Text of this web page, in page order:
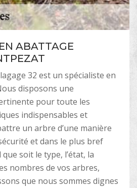
ABATTAGE
32 est un spécialiste en
disposons une
pour toute les
indispensables et
un arbre d’une manière
et dans le plus bref
soit le type, l’état, la
nombres de vos arbres,
que nous sommes dignes